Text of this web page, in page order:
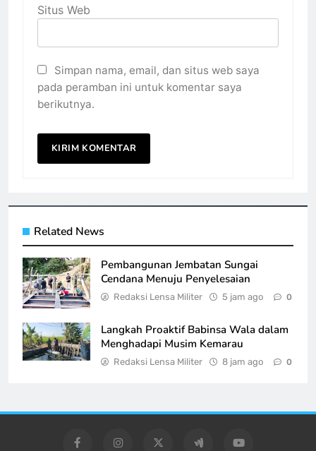
Situs Web
Simpan nama, email, dan situs web saya
pada peramban ini untuk komentar saya
berikutnya.
Related News
Pembangunan Jembatan Sungai
Cendana Menuju Penyelesaian
Redaksi Lensa Militer 5 jam ago 0
Langkah Proaktif Babinsa Wala dalam
Menghadapi Musim Kemarau
Redaksi Lensa Militer 8 jam ago 0